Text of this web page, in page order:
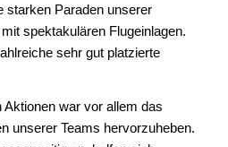
starken Paraden unserer
spektakulären Flugeinlagen.
sehr gut platzierte
war vor allem das
unserer Teams hervorzuheben.